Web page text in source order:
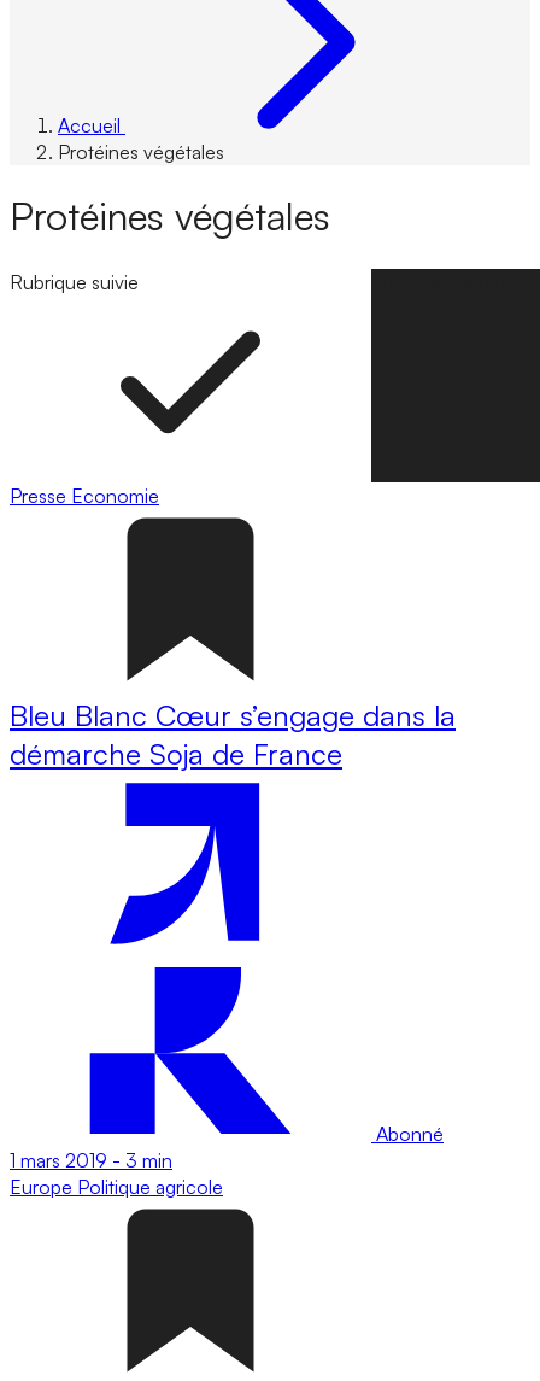
Accueil
Protéines végétales
Protéines végétales
Rubrique suivie
Presse Economie
Bleu Blanc Cœur s’engage dans la
démarche Soja de France
Abonné
1 mars 2019 - 3 min
Europe Politique agricole